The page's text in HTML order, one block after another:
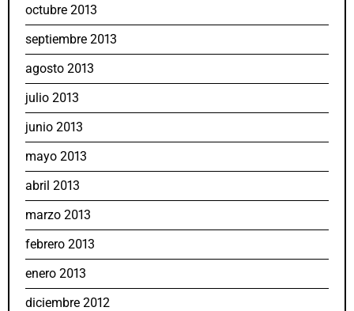
octubre 2013
septiembre 2013
agosto 2013
julio 2013
junio 2013
mayo 2013
abril 2013
marzo 2013
febrero 2013
enero 2013
diciembre 2012